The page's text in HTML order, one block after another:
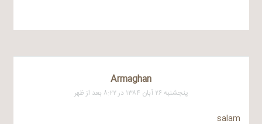
Armaghan
پنجشنبه ۲۶ آبان ۱۳۸۴ در ۸:۲۲ بعد از ظهر
salam